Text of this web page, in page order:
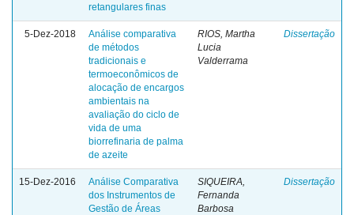
retangulares finas
5-Dez-2018
Análise comparativa
de métodos
tradicionais e
termoeconômicos de
alocação de encargos
ambientais na
avaliação do ciclo de
vida de uma
biorrefinaria de palma
de azeite
RIOS, Martha
Lucia
Valderrama
Dissertação
15-Dez-2016
Análise Comparativa
dos Instrumentos de
Gestão de Áreas
SIQUEIRA,
Fernanda
Barbosa
Dissertação